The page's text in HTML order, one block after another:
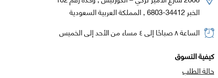
الخبر 34412-6803 , المملكة العربية السعودية
الساعة ٨ صباحًا إلى ٤ مساء من الأحد إلى الخميس
كيفية التسوق
حالة الطلب